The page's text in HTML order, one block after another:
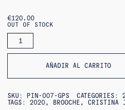
€120.00
OUT OF STOCK
CANTIDAD
PIN
FAKE
AÑADIR AL CARRITO
SKU: PIN-007-GPS CATEGORIES:
TAGS: 2020 , BROOCHE , CRISTINA